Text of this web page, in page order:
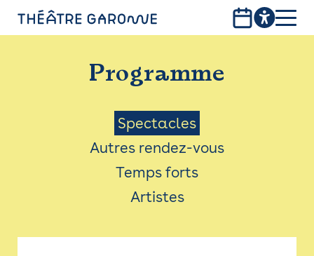
PROGRAMME
INFOS PRATIQUES
AVEC LES PUBLICS
ACCESSIBILITÉ
LES PRODUCTIONS
Programme
Menu
Saison
Spectacles
Autres rendez-vous
Temps forts
Artistes